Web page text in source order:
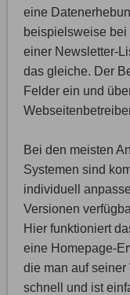
eine
beispielsweise
einer Newsletter-
das gleiche. Der
Felder ein und
Bei den meisten
Systemen sind
individuell
Versionen
Hier funktioniert
eine Homepage-
die man auf
schnell und ist